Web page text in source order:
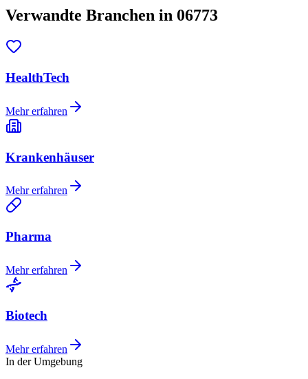
Verwandte Branchen in 06773
HealthTech
Mehr erfahren
Krankenhäuser
Mehr erfahren
Pharma
Mehr erfahren
Biotech
Mehr erfahren
In der Umgebung